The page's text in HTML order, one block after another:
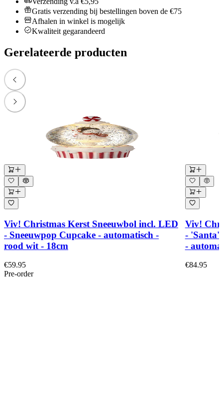
Gratis verzending bij bestellingen boven de €75
Afhalen in winkel is mogelijk
Kwaliteit gegarandeerd
Gerelateerde producten
Viv! Christmas Kerst Sneeuwbol incl. LED
- Sneeuwpop Cupcake - automatisch -
rood wit - 18cm
€59.95
Pre-order
Viv!
-
-
€84.95